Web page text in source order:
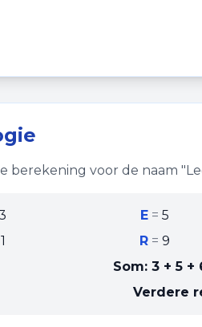
berekening voor de naam "
E =5
1 R =9
Som: 3 + 5 +
Verdere